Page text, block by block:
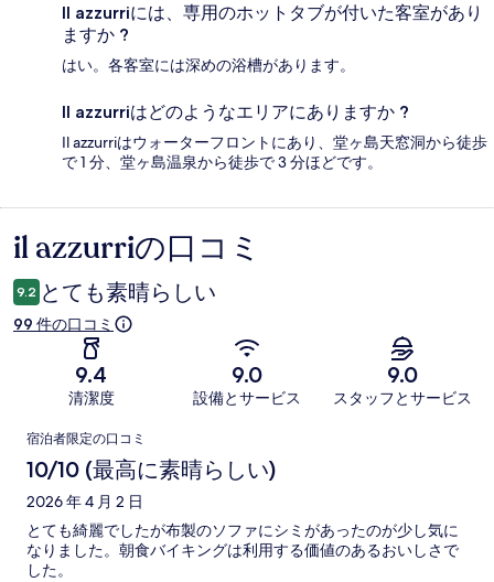
Il azzurriには、専用のホットタブが付いた客室があり
ますか ?
はい。各客室には深めの浴槽があります。
Il azzurriはどのようなエリアにありますか ?
Il azzurriはウォーターフロントにあり、堂ヶ島天窓洞から徒歩
で 1 分、堂ヶ島温泉から徒歩で 3 分ほどです。
口
コ
ミ
il azzurriの口コミ
9.2 とても素晴らしい
99 件の口コミ
9.4
清潔度
9.0
設備とサービス
9.0
スタッフとサービス
口
コ
ミ
宿泊者限定の口コミ
10/10 (最高に素晴らしい)
2026 年 4 月 2 日
とても綺麗でしたが布製のソファにシミがあったのが少し気に
なりました。朝食バイキングは利用する価値のあるおいしさで
した。